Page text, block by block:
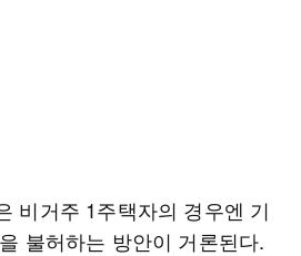
비거주 1주택자의 경우엔 기
불허하는 방안이 거론된다.